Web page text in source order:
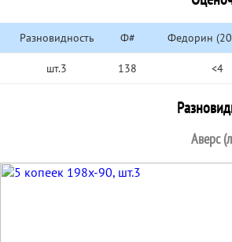
Разновидность Ф# Федорин
шт.3 138 <4
Аверс